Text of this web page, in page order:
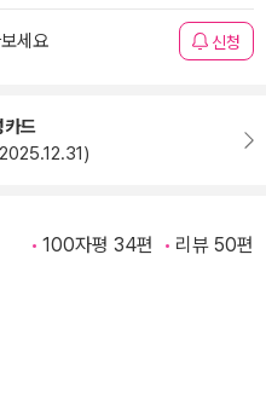
세요 신청
카드
100자평 34편 리뷰 50편